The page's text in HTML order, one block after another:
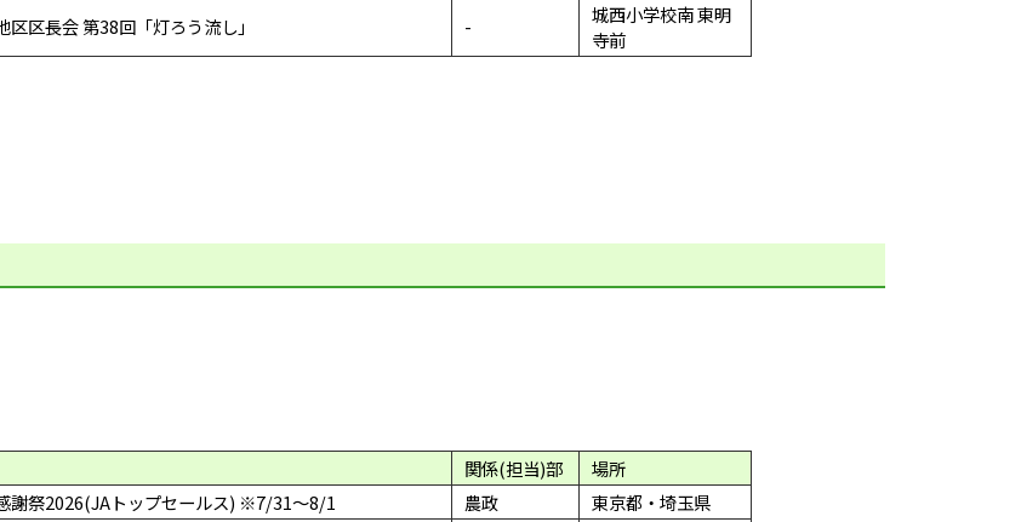
区区長会 第38回「灯ろう流し」 -
城西小学校南 東明
寺前
関係(担当)部
場所
謝祭2026(JAトップセールス) ※7/31～8/1 農政
東京都・埼玉県